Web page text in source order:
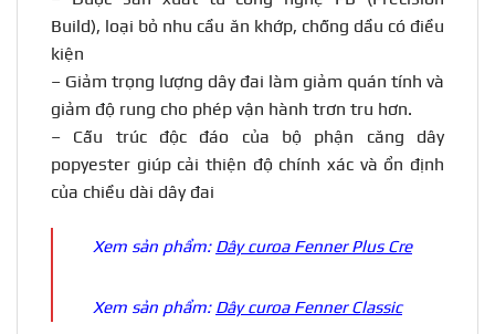
Build), loại bỏ nhu cầu ăn khớp, chống dầu có điều
kiện
– Giảm trọng lượng dây đai làm giảm quán tính và
giảm độ rung cho phép vận hành trơn tru hơn.
– Cấu trúc độc đáo của bộ phận căng dây
popyester giúp cải thiện độ chính xác và ổn định
của chiều dài dây đai
Xem sản phẩm: Dây curoa Fenner Plus Cre
Xem sản phẩm: Dây curoa Fenner Classic